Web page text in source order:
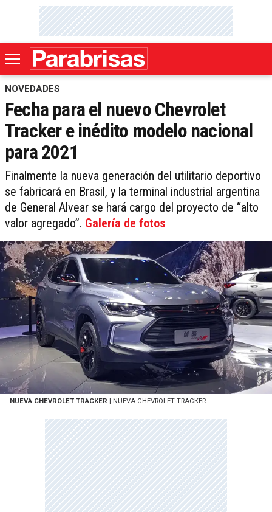
NOVEDADES
Fecha para el nuevo Chevrolet
Tracker e inédito modelo nacional
para 2021
Finalmente la nueva generación del utilitario deportivo
se fabricará en Brasil, y la terminal industrial argentina
de General Alvear se hará cargo del proyecto de “alto
valor agregado”. Galería de fotos
NUEVA CHEVROLET TRACKER | NUEVA CHEVROLET TRACKER